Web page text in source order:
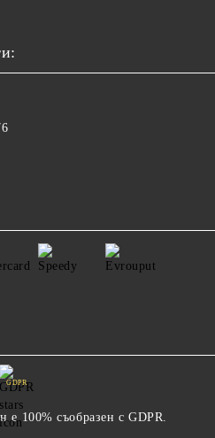
GDPR
е 100% съобразен с GDPR.